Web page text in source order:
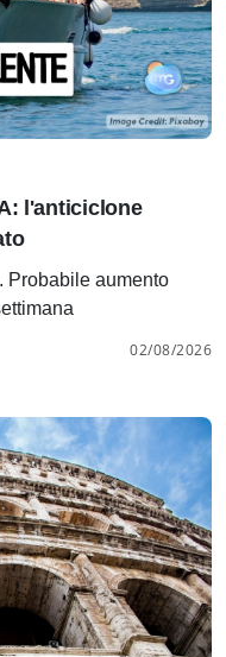
l'anticiclone
Probabile aumento
02/08/2026